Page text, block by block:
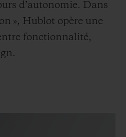
d’autonomie. Dans
», Hublot opère une
fonctionnalité,